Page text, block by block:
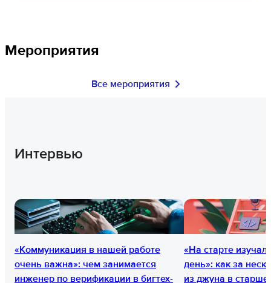
Мероприятия
Все мероприятия
Интервью
«Коммуникация в нашей работе
очень важна»: чем занимается
инженер по верификации в бигтех-
«На старте
день»: как за
из джуна в